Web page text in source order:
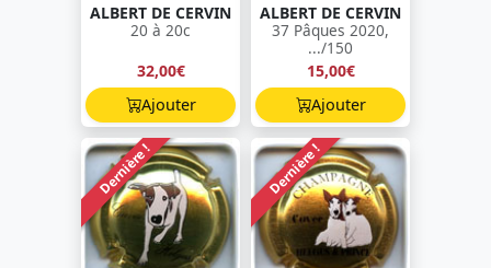
ALBERT DE CERVIN
20 à 20c
32,00€
Ajouter
ALBERT DE CERVIN
37 Pâques 2020,
.../150
15,00€
Ajouter
Dernière ! Dernière !